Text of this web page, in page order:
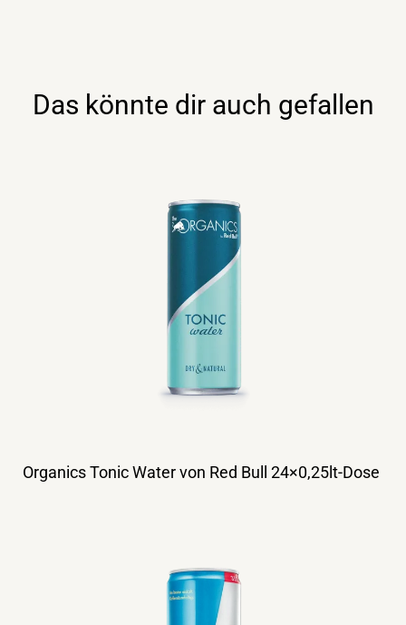
Das könnte dir auch gefallen
Organics Tonic Water von Red Bull 24×0,25lt-Dose